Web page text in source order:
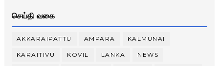
செய்தி வகை
AKKARAIPATTU AMPARA KALMUNAI
KARAITIVU KOVIL LANKA NEWS